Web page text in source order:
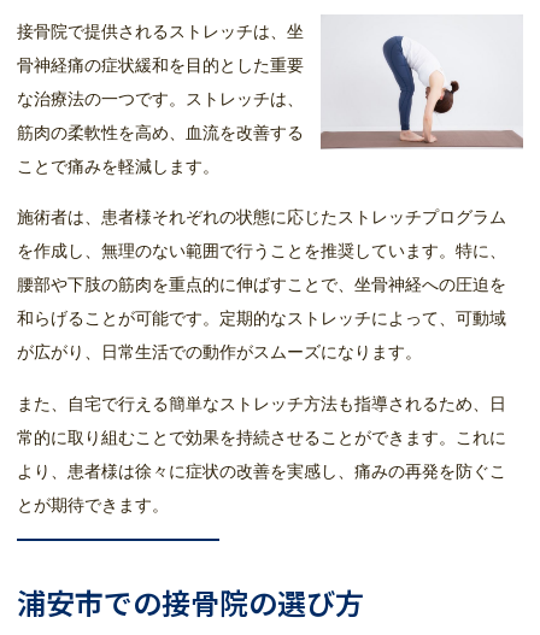
接骨院で提供されるストレッチは、坐
骨神経痛の症状緩和を目的とした重要
な治療法の一つです。ストレッチは、
筋肉の柔軟性を高め、血流を改善する
ことで痛みを軽減します。
施術者は、患者様それぞれの状態に応じたストレッチプログラム
を作成し、無理のない範囲で行うことを推奨しています。特に、
腰部や下肢の筋肉を重点的に伸ばすことで、坐骨神経への圧迫を
和らげることが可能です。定期的なストレッチによって、可動域
が広がり、日常生活での動作がスムーズになります。
また、自宅で行える簡単なストレッチ方法も指導されるため、日
常的に取り組むことで効果を持続させることができます。これに
より、患者様は徐々に症状の改善を実感し、痛みの再発を防ぐこ
とが期待できます。
浦安市での接骨院の選び方